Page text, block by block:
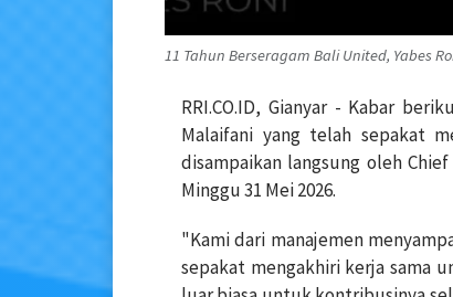
11 Tahun Berseragam Bali United, Yabes
RRI.CO.ID, Gianyar - Kabar
Malaifani yang telah sepakat
disampaikan langsung oleh
Minggu 31 Mei 2026.
"Kami dari manajemen
sepakat mengakhiri kerja sama